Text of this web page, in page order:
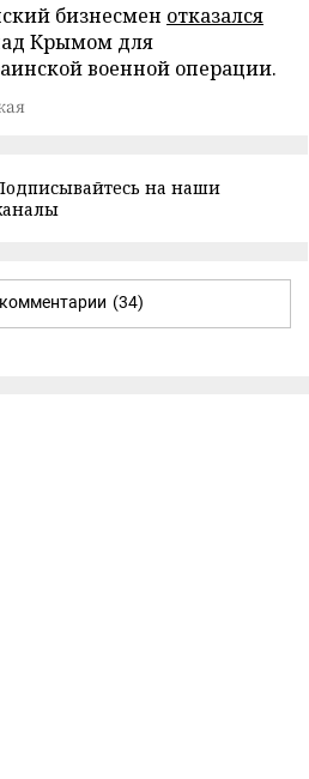
бизнесмен отказался
Крымом для
военной операции.
на наши
(34)